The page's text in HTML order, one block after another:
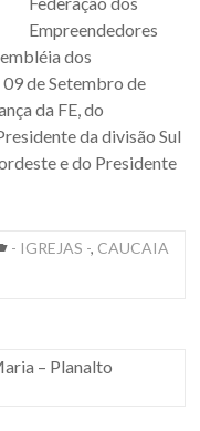
Empreendedores
dos
de Setembro de
da FE, do
da divisão Sul
e do Presidente
- IGREJAS -, CAUCAIA
– Planalto